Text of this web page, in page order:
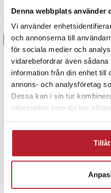
Denna webbplats använder
Vi använder
och annonserna till
för sociala medier och
vidarebefordrar även
information från din enhet till
annons- och analysföretag
Dessa kan i sin tur
information som du har
Senast besökta
BÄSTSÄLJARE